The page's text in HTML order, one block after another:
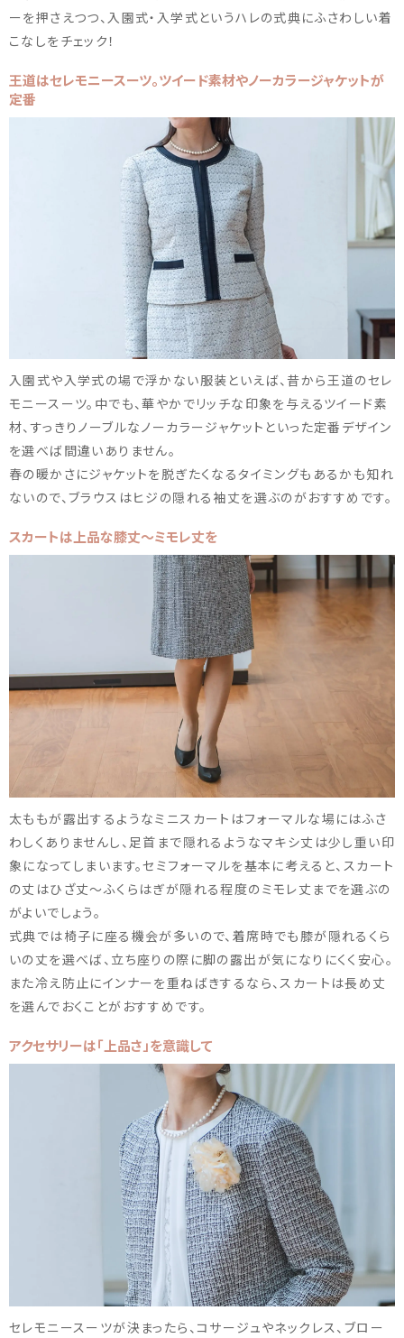
ーを押さえつつ、入園式・入学式というハレの式典にふさわしい着
こなしをチェック！
王道はセレモニースーツ。ツイード素材やノーカラージャケットが
定番
入園式や入学式の場で浮かない服装といえば、昔から王道のセレ
モニースーツ。中でも、華やかでリッチな印象を与えるツイード素
材、すっきりノーブルなノーカラージャケットといった定番デザイン
を選べば間違いありません。
春の暖かさにジャケットを脱ぎたくなるタイミングもあるかも知れ
ないので、ブラウスはヒジの隠れる袖丈を選ぶのがおすすめです。
スカートは上品な膝丈～ミモレ丈を
太ももが露出するようなミニスカートはフォーマルな場にはふさ
わしくありませんし、足首まで隠れるようなマキシ丈は少し重い印
象になってしまいます。セミフォーマルを基本に考えると、スカート
の丈はひざ丈～ふくらはぎが隠れる程度のミモレ丈までを選ぶの
がよいでしょう。
式典では椅子に座る機会が多いので、着席時でも膝が隠れるくら
いの丈を選べば、立ち座りの際に脚の露出が気になりにくく安心。
また冷え防止にインナーを重ねばきするなら、スカートは長め丈
を選んでおくことがおすすめです。
アクセサリーは「上品さ」を意識して
セレモニースーツが決まったら、コサージュやネックレス、ブロー